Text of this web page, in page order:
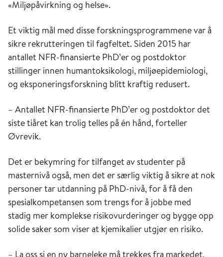
«Miljøpåvirkning og helse».
Et viktig mål med disse forskningsprogrammene var å
sikre rekrutteringen til fagfeltet. Siden 2015 har
antallet NFR-finansierte PhD’er og postdoktor
stillinger innen humantoksikologi, miljøepidemiologi,
og eksponeringsforskning blitt kraftig redusert.
– Antallet NFR-finansierte PhD’er og postdoktor det
siste tiåret kan trolig telles på én hånd, forteller
Øvrevik.
Det er bekymring for tilfanget av studenter på
masternivå også, men det er særlig viktig å sikre at nok
personer tar utdanning på PhD-nivå, for å få den
spesialkompetansen som trengs for å jobbe med
stadig mer komplekse risikovurderinger og bygge opp
solide saker som viser at kjemikalier utgjør en risiko.
– La oss si en ny barneleke må trekkes fra markedet,